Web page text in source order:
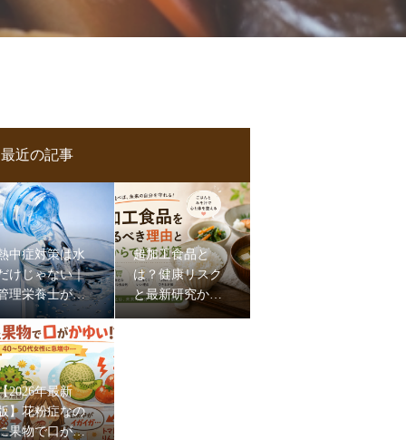
最近の記事
中症対策は水
けじゃない｜
理栄養士が伝
える水分補給と
事のポイント
超加工食品と
は？健康リスク
と最新研究から
2026年最新
】花粉症なの
果物で口がか